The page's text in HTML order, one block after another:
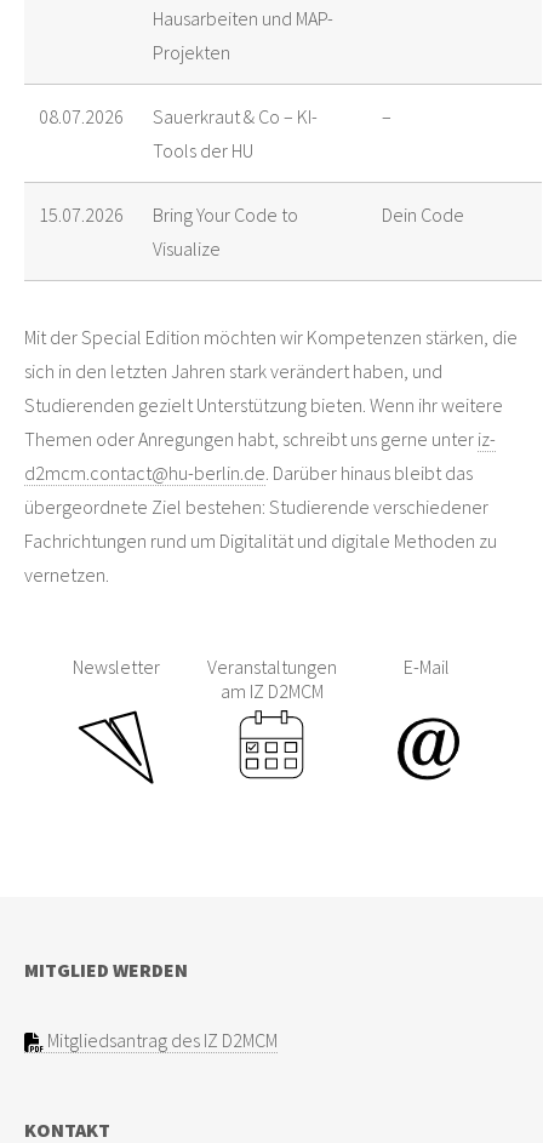
Hausarbeiten und MAP-
Projekten
08.07.2026
Sauerkraut & Co – KI-
Tools der HU
–
15.07.2026
Bring Your Code to
Visualize
Dein Code
Mit der Special Edition möchten wir Kompetenzen stärken, die
sich in den letzten Jahren stark verändert haben, und
Studierenden gezielt Unterstützung bieten. Wenn ihr weitere
Themen oder Anregungen habt, schreibt uns gerne unter iz-
d2mcm.contact@hu-berlin.de. Darüber hinaus bleibt das
übergeordnete Ziel bestehen: Studierende verschiedener
Fachrichtungen rund um Digitalität und digitale Methoden zu
vernetzen.
Newsletter
Veranstaltungen
am IZ D2MCM
E-Mail
KONTAKT
MITGLIED WERDEN
Mitgliedsantrag des IZ D2MCM